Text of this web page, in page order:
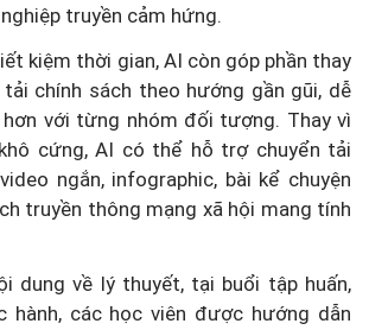
truyền cảm hứng.
kiệm thời gian, AI còn góp phần thay
chính sách theo hướng gần gũi, dễ
hơn với từng nhóm đối tượng. Thay vì
cứng, AI có thể hỗ trợ chuyển tải
ngắn, infographic, bài kể chuyện
truyền thông mạng xã hội mang tính
dung về lý thuyết, tại buổi tập huấn,
hành, các học viên được hướng dẫn